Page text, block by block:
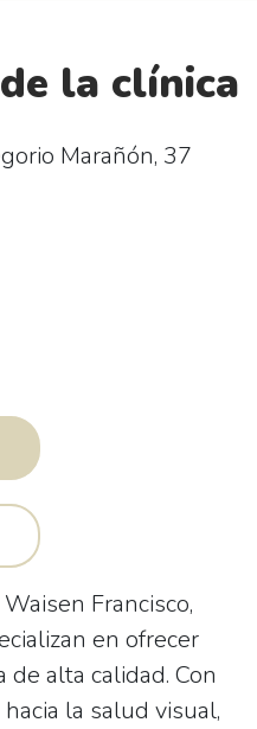
la clínica
Marañón, 37
Francisco,
en ofrecer
alta calidad. Con
la salud visual,